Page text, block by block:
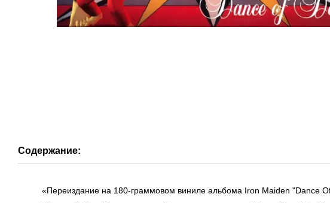
Содержание:
«Переиздание на 180-граммовом виниле альбома Iron Maiden "Dance